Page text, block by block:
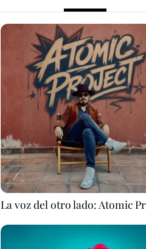
La voz del otro lado: Atomic